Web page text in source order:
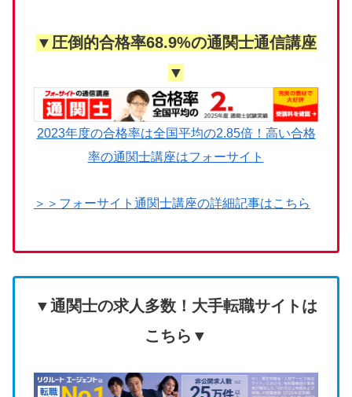
▼圧倒的合格率68.9%の通関士通信講座
▼
2023年度の合格率は全国平均の2.85倍！高い合格
率の通関士講座はフォーサイト
＞＞フォーサイト通関士講座の詳細記事はこちら
▼通関士の求人多数！大手転職サイトは
こちら▼